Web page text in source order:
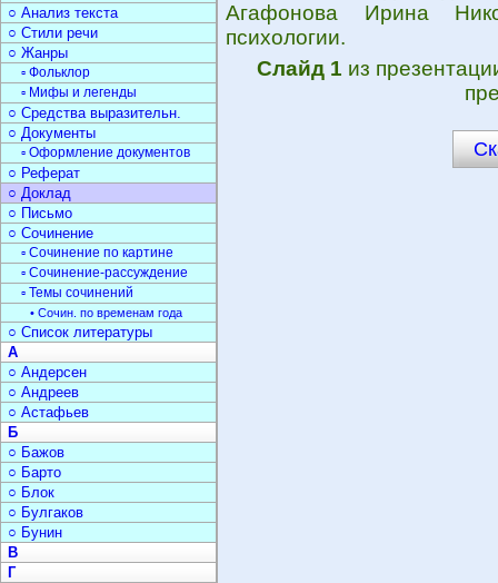
Агафонова Ирина
психологии.
Слайд 1 из
○ Анализ текста
○ Стили речи
○ Жанры
▫ Фольклор
▫ Мифы и легенды
○ Средства выразительн.
○ Документы
▫ Оформление документов
○ Реферат
○ Доклад
○ Письмо
○ Сочинение
▫ Сочинение по картине
▫ Сочинение-рассуждение
▫ Темы сочинений
• Сочин. по временам года
○ Список литературы
А
○ Андерсен
○ Андреев
○ Астафьев
Б
○ Бажов
○ Барто
○ Блок
○ Булгаков
○ Бунин
В
Г